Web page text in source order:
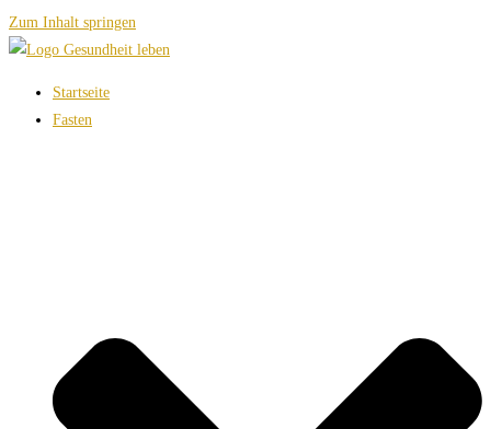
Zum Inhalt springen
Startseite
Fasten